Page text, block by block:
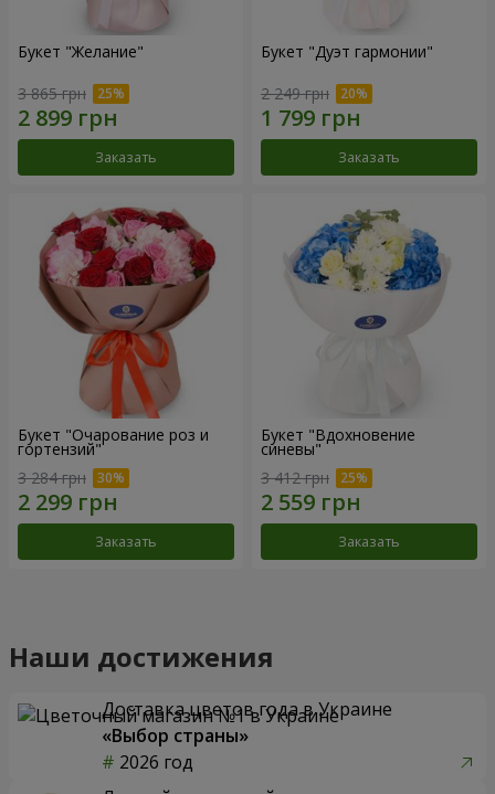
Букет "Желание"
3 865 грн
Заказать
Букет "Дуэт гармонии"
2 249 грн
Заказать
Букет "Очарование роз и
гортензий"
3 284 грн
Заказать
Букет "Вдохновение
синевы"
3 412 грн
Заказать
Наши достижения
Доставка цветов года в Украине
«Выбор страны»
2026 год